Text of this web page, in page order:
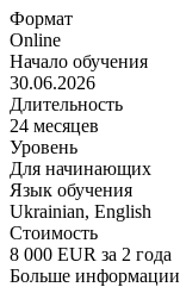
Формат
Online
Начало обучения
30.06.2026
Длительность
24 месяцев
Уровень
Для начинающих
Язык обучения
Ukrainian, English
Стоимость
8 000 EUR за 2 года
Больше информации